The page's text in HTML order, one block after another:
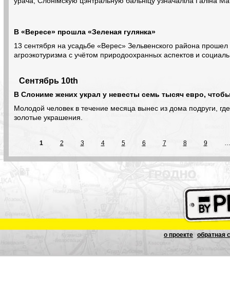
В «Вересе» прошла «Зеленая гулянка»
13 сентября на усадьбе «Верес» Зельвенского района
агроэкотуризма с учётом природоохранных аспектов и
Сентябрь 10th
В Слониме жених украл у невесты семь тысяч евро,
Молодой человек в течение месяца вынес из дома подруги,
золотые украшения.
1 2 3 4 5 6 7 8 9
о проекте обратная